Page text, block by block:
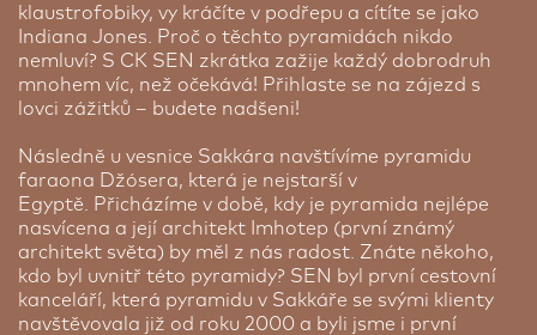
Cena od: 26 364 Kč
1/1 Pokoj
klaustrofobiky, vy kráčíte v podřepu a cítíte se jako
Indiana Jones. Proč o těchto pyramidách nikdo
nemluví? S CK SEN zkrátka zažije každý dobrodruh
mnohem víc, než očekává! Přihlaste se na zájezd s
lovci zážitků – budete nadšeni!
Následně u vesnice Sakkára navštívíme pyramidu
faraona Džósera, která je nejstarší v
Egyptě. Přicházíme v době, kdy je pyramida nejlépe
nasvícena a její architekt Imhotep (první známý
architekt světa) by měl z nás radost. Znáte někoho,
kdo byl uvnitř této pyramidy? SEN byl první cestovní
kanceláří, která pyramidu v Sakkáře se svými klienty
navštěvovala již od roku 2000 a byli jsme i první